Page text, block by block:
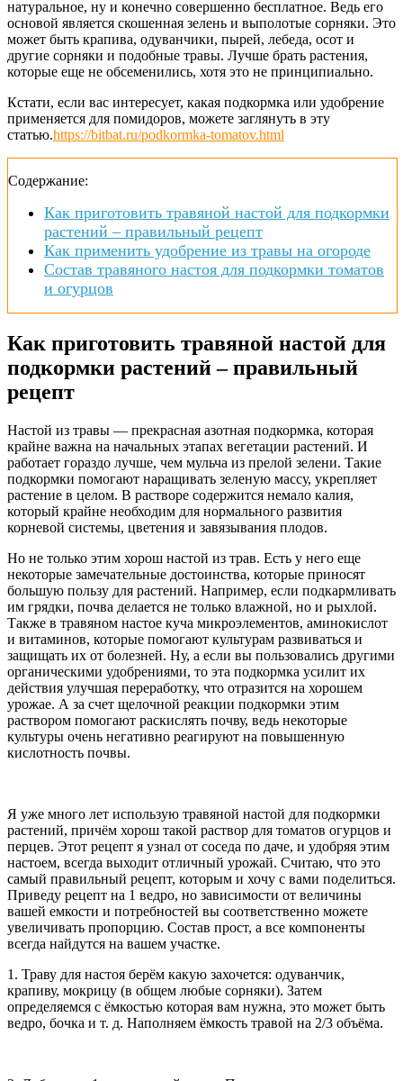
натуральное, ну и конечно совершенно бесплатное. Ведь его
основой является скошенная зелень и выполотые сорняки. Это
может быть крапива, одуванчики, пырей, лебеда, осот и
другие сорняки и подобные травы. Лучше брать растения,
которые еще не обсеменились, хотя это не принципиально.
Кстати, если вас интересует, какая подкормка или удобрение
применяется для помидоров, можете заглянуть в эту
статью.https://bitbat.ru/podkormka-tomatov.html
Содержание:
Как приготовить травяной настой для подкормки
растений – правильный рецепт
Как применить удобрение из травы на огороде
Состав травяного настоя для подкормки томатов
и огурцов
Как приготовить травяной настой для
подкормки растений – правильный
рецепт
Настой из травы — прекрасная азотная подкормка, которая
крайне важна на начальных этапах вегетации растений. И
работает гораздо лучше, чем мульча из прелой зелени. Такие
подкормки помогают наращивать зеленую массу, укрепляет
растение в целом. В растворе содержится немало калия,
который крайне необходим для нормального развития
корневой системы, цветения и завязывания плодов.
Но не только этим хорош настой из трав. Есть у него еще
некоторые замечательные достоинства, которые приносят
большую пользу для растений. Например, если подкармливать
им грядки, почва делается не только влажной, но и рыхлой.
Также в травяном настое куча микроэлементов, аминокислот
и витаминов, которые помогают культурам развиваться и
защищать их от болезней. Ну, а если вы пользовались другими
органическими удобрениями, то эта подкормка усилит их
действия улучшая переработку, что отразится на хорошем
урожае. А за счет щелочной реакции подкормки этим
раствором помогают раскислять почву, ведь некоторые
культуры очень негативно реагируют на повышенную
кислотность почвы.
Я уже много лет использую травяной настой для подкормки
растений, причём хорош такой раствор для томатов огурцов и
перцев. Этот рецепт я узнал от соседа по даче, и удобряя этим
настоем, всегда выходит отличный урожай. Считаю, что это
самый правильный рецепт, которым и хочу с вами поделиться.
Приведу рецепт на 1 ведро, но зависимости от величины
вашей емкости и потребностей вы соответственно можете
увеличивать пропорцию. Состав прост, а все компоненты
всегда найдутся на вашем участке.
1. Траву для настоя берём какую захочется: одуванчик,
крапиву, мокрицу (в общем любые сорняки). Затем
определяемся с ёмкостью которая вам нужна, это может быть
ведро, бочка и т. д. Наполняем ёмкость травой на 2/3 объёма.